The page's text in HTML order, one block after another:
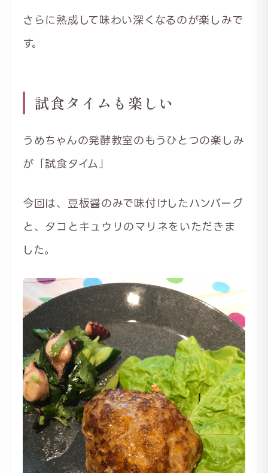
さらに熟成して味わい深くなるのが楽しみで
す。
試食タイムも楽しい
うめちゃんの発酵教室のもうひとつの楽しみ
が「試食タイム」
今回は、豆板醤のみで味付けしたハンバーグ
と、タコとキュウリのマリネをいただきま
した。